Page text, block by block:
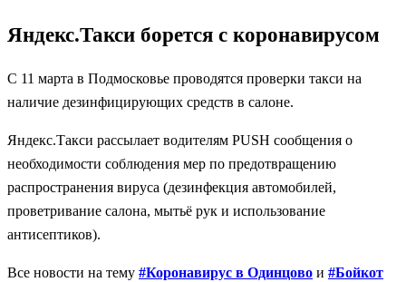
Яндекс.Такси борется с коронавирусом
С 11 марта в Подмосковье проводятся проверки такси на
наличие дезинфицирующих средств в салоне.
Яндекс.Такси рассылает водителям PUSH сообщения о
необходимости соблюдения мер по предотвращению
распространения вируса (дезинфекция автомобилей,
проветривание салона, мытьё рук и использование
антисептиков).
Все новости на тему #Коронавирус в Одинцово и #Бойкот